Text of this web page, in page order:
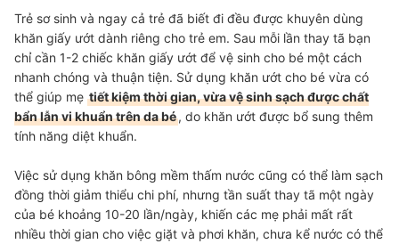
Không ? Có Ảnh Hưởng Gì Không?
Để Lau Mông Cho Bé, Nên Dùng Khăn Ướt Hay Khăn Giấy Khô?
Chăm Sóc Làn Da Bé Yêu Mỗi Ngày
Trẻ sơ sinh và ngay cả trẻ đã biết đi đều được khuyên dùng
khăn giấy ướt dành riêng cho trẻ em. Sau mỗi lần thay tã bạn
chỉ cần 1-2 chiếc khăn giấy ướt để vệ sinh cho bé một cách
nhanh chóng và thuận tiện. Sử dụng khăn ướt cho bé vừa có
thể giúp mẹ tiết kiệm thời gian, vừa vệ sinh sạch được chất
bẩn lẫn vi khuẩn trên da bé, do khăn ướt được bổ sung thêm
tính năng diệt khuẩn.
Việc sử dụng khăn bông mềm thấm nước cũng có thể làm sạch
đồng thời giảm thiểu chi phí, nhưng tần suất thay tã một ngày
của bé khoảng 10-20 lần/ngày, khiến các mẹ phải mất rất
nhiều thời gian cho việc giặt và phơi khăn, chưa kể nước có thể